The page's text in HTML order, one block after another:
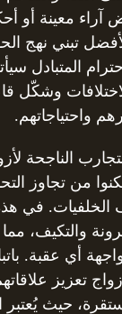
آراء معينة أو
تبني نهج
المتبادل
وشكّل
واحتياجاتهم.
الناجحة
من تجاوز
الخلفيات. في
والتكيف،
أي عقبة.
تعزيز
حيث يُعتبر